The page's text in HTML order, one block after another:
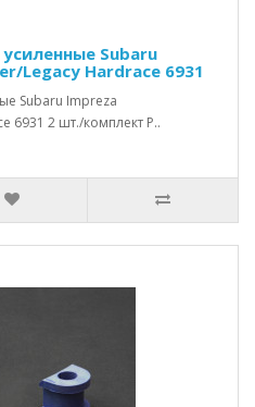
Subaru
Legacy Hardrace 6931
Subaru Impreza
6931 2 шт./комплект Р..